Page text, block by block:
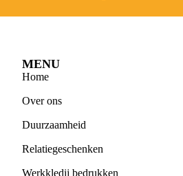
MENU
Home
Over ons
Duurzaamheid
Relatiegeschenken
Werkkledij bedrukken